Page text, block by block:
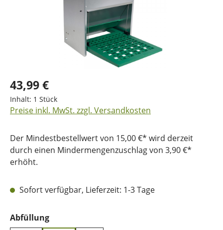
43,99 €
Inhalt: 1 Stück
Preise inkl. MwSt. zzgl. Versandkosten
Der Mindestbestellwert von 15,00 €* wird derzeit
durch einen Mindermengenzuschlag von 3,90 €*
erhöht.
Sofort verfügbar, Lieferzeit: 1-3 Tage
Abfüllungauswählen